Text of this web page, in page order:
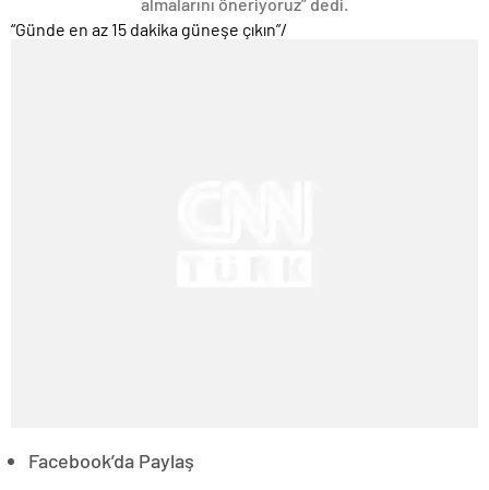
“Günde en az 15 dakika güneşe çıkın”/
Facebook’da Paylaş